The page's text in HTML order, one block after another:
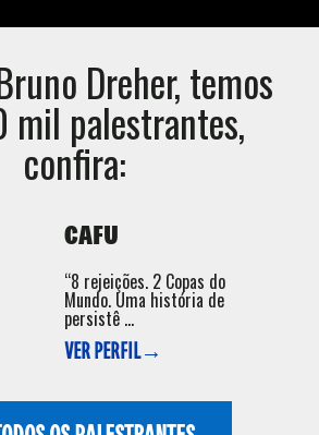
Dreher, temos
mil palestrantes,
confira:
CAFU
“8 rejeições. 2 Copas do
Mundo. Uma história de
persistê ...
VER PERFIL→